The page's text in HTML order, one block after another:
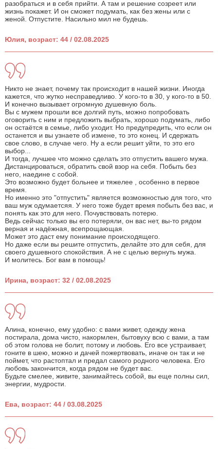
разобраться и в себя прийти. А там и решение созреет или
жизнь покажет. И он сможет подумать, как без жены или с
женой. Отпустите. Насильно мил не будешь.
Юлия, возраст: 44 / 02.08.2025
Никто не знает, почему так происходит в нашей жизни. Иногда
кажется, что жутко несправедливо. У кого-то в 30, у кого-то в 50.
И конечно вызывает огромную душевную боль.
Вы с мужем прошли все долгий путь, можно попробовать
оговорить с ним и предложить выбрать, хорошо подумать, либо
он остаётся в семье, либо уходит. Но предупредить, что если он
останется и вы узнаете об измене, то это конец. И сдержать
свое слово, в случае чего. Ну а если решит уйти, то это его
выбор...
И тогда, лучшее что можно сделать это отпустить вашего мужа.
Дистанцироваться, обратить свой взор на себя. Побыть без
него, наедине с собой.
Это возможно будет больнее и тяжелее , особенно в первое
время.
Но именно это "отпустить" является возможностью для того, что
ваш муж одумаетсяя. У него тоже будет время побыть без вас, и
понять как это для него. Почувствовать потерю.
Ведь сейчас только вы его потеряли, он вас нет, вы-то рядом
верная и надёжная, всепрощающая.
Может это даст ему понимание происходящего.
Но даже если вы решите отпустить, делайте это для себя, для
своего душевного спокойствия. А не с целью вернуть мужа.
И молитесь. Бог вам в помощь!
Ирина, возраст: 32 / 02.08.2025
Алина, конечно, ему удобно: с вами живет, одежду жена
постирала, дома чисто, накормлен, бытовуху всю с вами, а там
об этом голова не болит, потому и любовь. Его все устраивает,
гоните в шею, можно и дачей пожертвовать, иначе он так и не
поймет, что растоптал и предал самого родного человека. Его
любовь закончится, когда рядом не будет вас.
Будьте смелее, живите, занимайтесь собой, вы еще полны сил,
энергии, мудрости.
Ева, возраст: 44 / 03.08.2025